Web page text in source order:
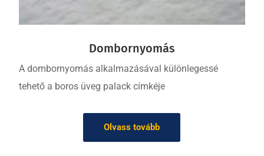
Dombornyomás
A dombornyomás alkalmazásával különlegessé
tehető a boros üveg palack címkéje
Olvass tovább